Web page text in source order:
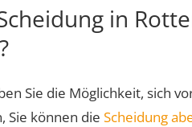
in
Sie die Möglichkeit, sich
Sie können die Scheidung